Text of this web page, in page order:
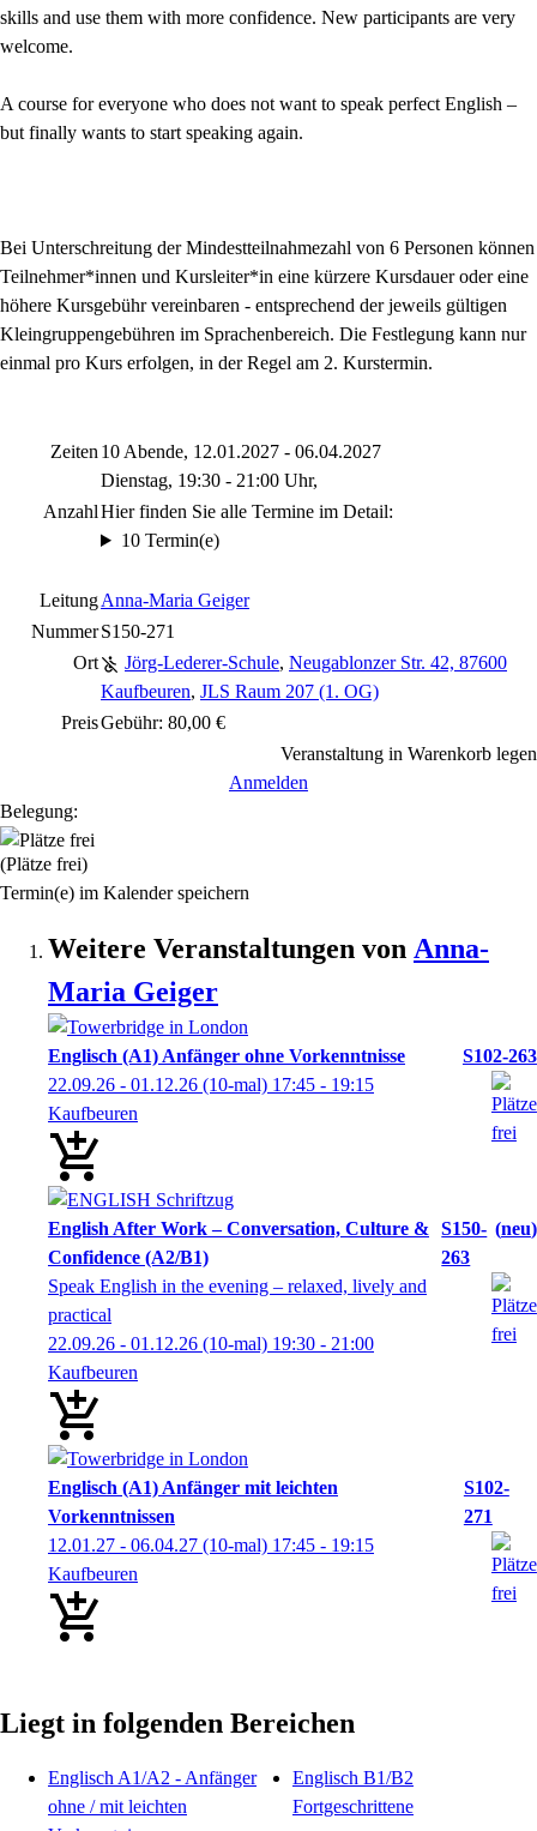
skills and use them with more confidence. New participants are very
welcome.
A course for everyone who does not want to speak perfect English –
but finally wants to start speaking again.
Bei Unterschreitung der Mindestteilnahmezahl von 6 Personen können
Teilnehmer*innen und Kursleiter*in eine kürzere Kursdauer oder eine
höhere Kursgebühr vereinbaren - entsprechend der jeweils gültigen
Kleingruppengebühren im Sprachenbereich. Die Festlegung kann nur
einmal pro Kurs erfolgen, in der Regel am 2. Kurstermin.
Zeiten 10 Abende, 12.01.2027 - 06.04.2027
Dienstag, 19:30 - 21:00 Uhr,
AnzahlHier finden Sie alle Termine im Detail:
10 Termin(e)
LeitungAnna-Maria Geiger
NummerS150-271
Ort
Jörg-Lederer-Schule, Neugablonzer Str. 42, 87600
Kaufbeuren, JLS Raum 207 (1. OG)
PreisGebühr: 80,00 €
Veranstaltung in Warenkorb legen
Anmelden
Belegung:
(Plätze frei)
Termin(e) im Kalender speichern
Weitere Veranstaltungen von Anna-
Maria Geiger
Englisch (A1) Anfänger ohne Vorkenntnisse
S102-263
22.09.26 - 01.12.26 (10-mal) 17:45 - 19:15
Kaufbeuren
English After Work – Conversation, Culture &
Confidence (A2/B1)
S150-
263
neu
Speak English in the evening – relaxed, lively and
practical
22.09.26 - 01.12.26 (10-mal) 19:30 - 21:00
Kaufbeuren
Englisch (A1) Anfänger mit leichten
Vorkenntnissen
S102-
271
12.01.27 - 06.04.27 (10-mal) 17:45 - 19:15
Kaufbeuren
Liegt in folgenden Bereichen
Englisch A1/A2 - Anfänger
ohne / mit leichten
Englisch B1/B2
Fortgeschrittene